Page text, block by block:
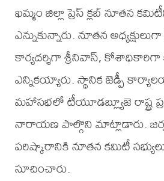
ఖమ్మం జిల్లా ప్రెస్ క్లబ్ నూతన
ఎన్నుకున్నారు. నూతన
కార్యదర్శిగా శ్రీనివాస్, కోశాధికారిగా
ఎన్నికయ్యారు. స్థానిక జెడ్పీ
మహాసభలో టీయూడబ్ల్యూజె రాష్ట్ర
నారాయణ పాల్గొని మాట్లాడారు.
పరిష్కారానికి నూతన కమిటీ
సూచించారు.